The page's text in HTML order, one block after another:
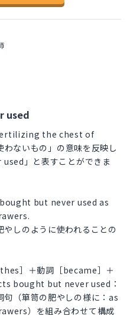
used
fertilizing the chest of
ないもの」の意味を反映し
」と表すことができま
but never used as
しのように使われることの
］＋動詞［became］＋
bought but never used：
句（箪笥の肥やしの様に：as
）を組み合わせて構成